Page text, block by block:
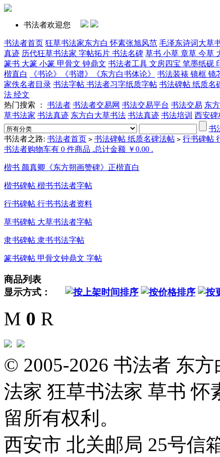
书法者欢迎您
书法者首页 狂草书法家东方白 怀素张旭风范 毛泽东诗词大草
真迹 历代狂草书法家 字帖拓片 书法名碑 草书 小草 章草 今草
篆书 大篆 小篆 甲骨文 钟鼎文 书法者工具 文房四宝 笔墨纸砚
楷直白
《书论》《书谱》《东方白书体论》
书法装裱 镜框 镜
家佚名者目录 书法字帖 书法者习字纸质字帖 书法碑帖 纸质名
法 经文
热门搜索 ： 书法者 书法者交易网 书法交易平台 书法交易 东
草书法家 书法真迹 东方白大草书法 书法真迹 书法培训 西安碑
书
书法者之路: 书法者首页 > 书法碑帖 纸质名碑法帖 > 行书碑帖
书法者购物车有 0 件商品 .总计金额 ￥0.00 .
楷书 颜真卿《东方朔画赞碑》正楷直白
楷书碑帖 楷书书法者字帖
行书碑帖 行书书法者资料
草书碑帖 大草书法者字帖
隶书碑帖 隶书书法字帖
篆书碑帖 甲骨文钟鼎文 字帖
商品列表
显示方式：
M 0 R
© 2005-2026 书法者 东
法家 狂草书法家 草书 怀
留所有权利。
西安市 北关邮局 25号信